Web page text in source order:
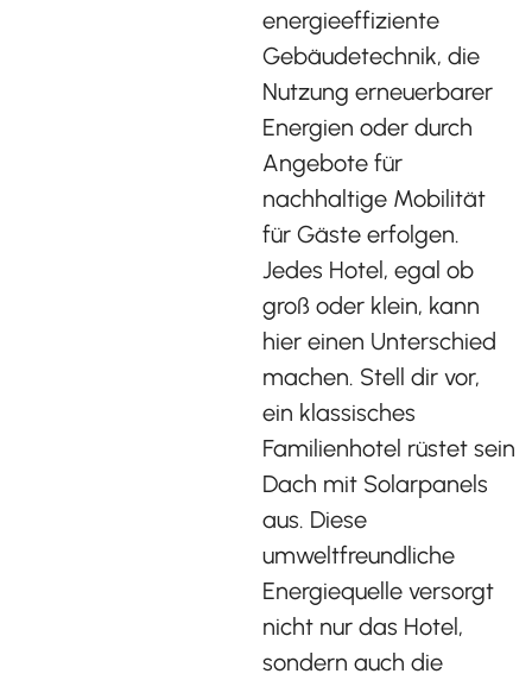
energieeffiziente
Gebäudetechnik, die
Nutzung erneuerbarer
Energien oder durch
Angebote für
nachhaltige Mobilität
für Gäste erfolgen.
Jedes Hotel, egal ob
groß oder klein, kann
hier einen Unterschied
machen. Stell dir vor,
ein klassisches
Familienhotel rüstet sein
Dach mit Solarpanels
aus. Diese
umweltfreundliche
Energiequelle versorgt
nicht nur das Hotel,
sondern auch die